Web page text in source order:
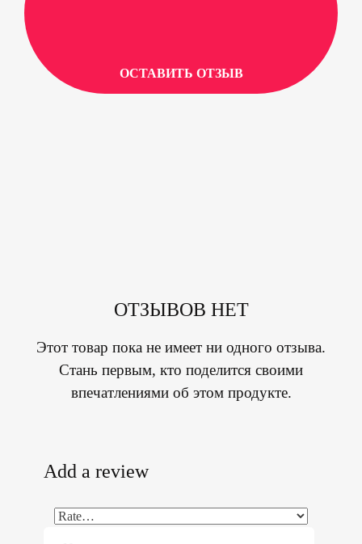
ОСТАВИТЬ ОТЗЫВ
ОТЗЫВОВ НЕТ
Этот товар пока не имеет ни одного отзыва.
Стань первым, кто поделится своими
впечатлениями об этом продукте.
Add a review